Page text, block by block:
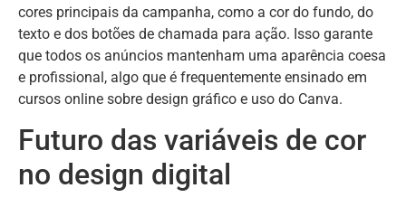
cores principais da campanha, como a cor do fundo, do
texto e dos botões de chamada para ação. Isso garante
que todos os anúncios mantenham uma aparência coesa
e profissional, algo que é frequentemente ensinado em
cursos online sobre design gráfico e uso do Canva.
Futuro das variáveis de cor
no design digital